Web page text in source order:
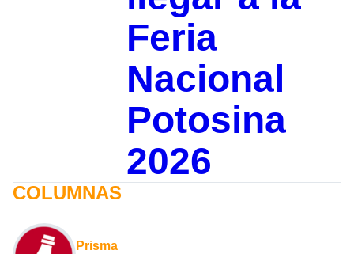
Feria
Nacional
Potosina
2026
COLUMNAS
Prisma